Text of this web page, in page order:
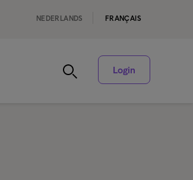
NEDERLANDS FRANÇAIS
Login